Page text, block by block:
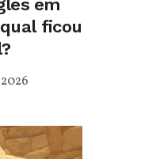
em
ficou